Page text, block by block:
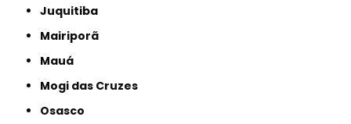
Juquitiba
Mairiporã
Mauá
Mogi das Cruzes
Osasco